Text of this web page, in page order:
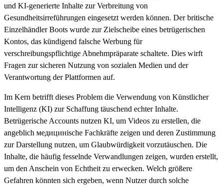
und KI-generierte Inhalte zur Verbreitung von
Gesundheitsirreführungen eingesetzt werden können. Der britische
Einzelhändler Boots wurde zur Zielscheibe eines betrügerischen
Kontos, das kündigend falsche Werbung für
verschreibungspflichtige Abnehmpräparate schaltete. Dies wirft
Fragen zur sicheren Nutzung von sozialen Medien und der
Verantwortung der Plattformen auf.
Im Kern betrifft dieses Problem die Verwendung von Künstlicher
Intelligenz (KI) zur Schaffung täuschend echter Inhalte.
Betrügerische Accounts nutzen KI, um Videos zu erstellen, die
angeblich медицинische Fachkräfte zeigen und deren Zustimmung
zur Darstellung nutzen, um Glaubwürdigkeit vorzutäuschen. Die
Inhalte, die häufig fesselnde Verwandlungen zeigen, wurden erstellt,
um den Anschein von Echtheit zu erwecken. Welch größere
Gefahren könnten sich ergeben, wenn Nutzer durch solche